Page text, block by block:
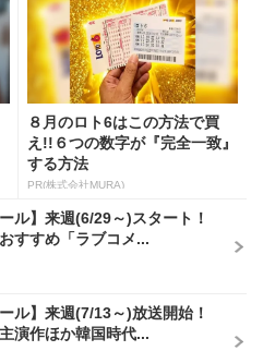
８月のロト6はこの方法で買
え!!６つの数字が『完全一致』
する方法
PR(株式会社MURA)
ル】来週(6/29～)スタート！
すすめ「ラブコメ...
ル】来週(7/13～)放送開始！
演作ほか韓国時代...